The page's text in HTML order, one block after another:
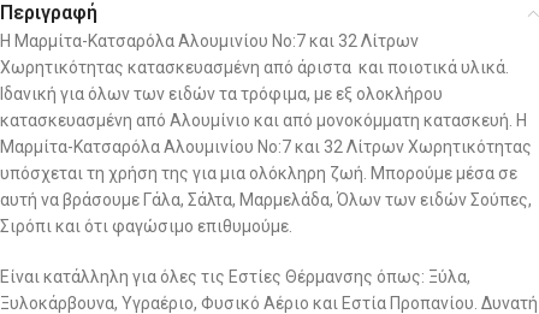
Περιγραφή
Η Μαρμίτα-Κατσαρόλα Αλουμινίου No:7 και 32 Λίτρων
Χωρητικότητας κατασκευασμένη από άριστα και ποιοτικά υλικά.
Ιδανική για όλων των ειδών τα τρόφιμα, με εξ ολοκλήρου
κατασκευασμένη από Αλουμίνιο και από μονοκόμματη κατασκευή. Η
Μαρμίτα-Κατσαρόλα Αλουμινίου No:7 και 32 Λίτρων Χωρητικότητας
υπόσχεται τη χρήση της για μια ολόκληρη ζωή. Μπορούμε μέσα σε
αυτή να βράσουμε Γάλα, Σάλτα, Μαρμελάδα, Όλων των ειδών Σούπες,
Σιρόπι και ότι φαγώσιμο επιθυμούμε.
Είναι κατάλληλη για όλες τις Εστίες Θέρμανσης όπως: Ξύλα,
Ξυλοκάρβουνα, Υγραέριο, Φυσικό Αέριο και Εστία Προπανίου. Δυνατή